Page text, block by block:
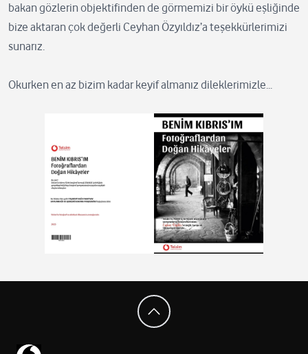
bakan gözlerin objektifinden de görmemizi bir öykü eşliğinde
bize aktaran çok değerli Ceyhan Özyıldız’a teşekkürlerimizi
sunarız.
Okurken en az bizim kadar keyif almanız dileklerimizle...